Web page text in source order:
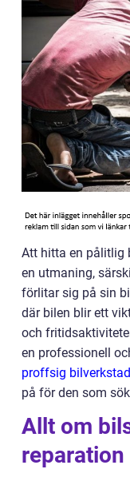
Att hitta en pålitlig
en utmaning,
förlitar sig på sin
där bilen blir ett
och
en professionell
proffsig
på för den som
Allt om
reparation